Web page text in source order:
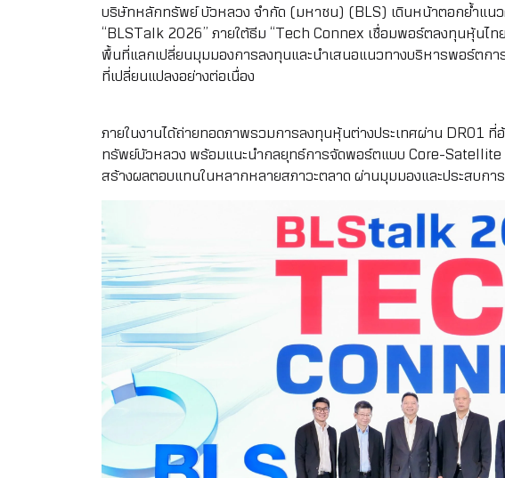
บริษัทหลักทรัพย์ บัวหลวง จำกัด (มหาชน) (BLS) เดินหน้าตอกย้ำแน
“BLSTalk 2026” ภายใต้ธีม “Tech Connex เชื่อมพอร์ตลงทุนหุ้นไท
พื้นที่แลกเปลี่ยนมุมมองการลงทุนและนำเสนอแนวทางบริหารพอร์ตกา
ที่เปลี่ยนแปลงอย่างต่อเนื่อง
ภายในงานได้ถ่ายทอดภาพรวมการลงทุนหุ้นต่างประเทศผ่าน DR01 ที่อ้
ทรัพย์บัวหลวง พร้อมแนะนำกลยุทธ์การจัดพอร์ตแบบ Core-Satellite
สร้างผลตอบแทนในหลากหลายสภาวะตลาด ผ่านมุมมองและประสบก